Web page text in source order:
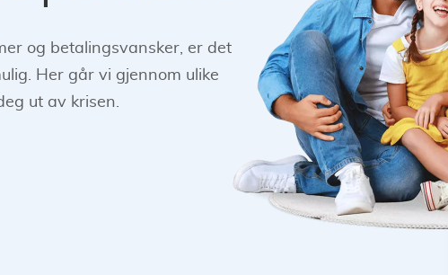
og betalingsvansker, er det
Her går vi gjennom ulike
ut av krisen.